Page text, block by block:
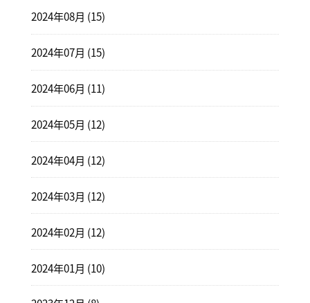
2024年08月 (15)
2024年07月 (15)
2024年06月 (11)
2024年05月 (12)
2024年04月 (12)
2024年03月 (12)
2024年02月 (12)
2024年01月 (10)